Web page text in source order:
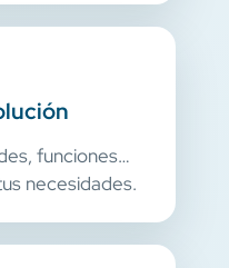
funciones…
necesidades.